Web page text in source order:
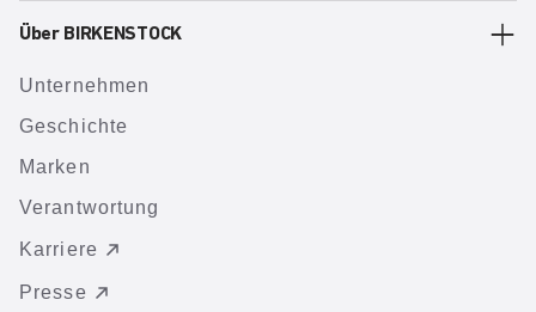
Über BIRKENSTOCK
Unternehmen
Geschichte
Marken
Verantwortung
Karriere
Presse